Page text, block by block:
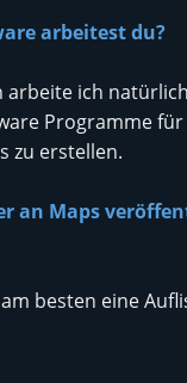
arbeitest du?
ich
Programme
zu erstellen.
an Maps
besten eine